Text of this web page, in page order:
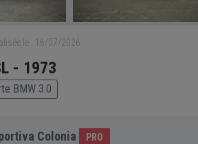
le : 16/07/2026
- 1973
BMW 3.0
Colonia PRO